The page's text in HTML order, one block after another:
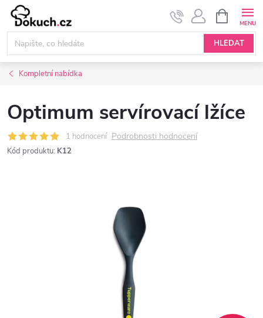
Přejít
obsah
HLEDAT
NÁKUPNÍ
KOŠÍK
Kompletní nabídka
Optimum servírovací lžíce
1 hodnocení Podrobnosti hodnocení
Kód produktu: K12